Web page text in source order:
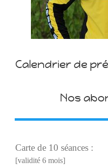
Calendrier de
Nos
Carte de 10 séances :
[validité 6 mois]